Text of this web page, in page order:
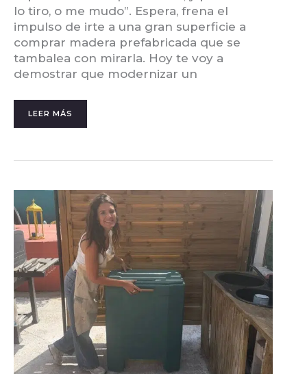
lo tiro, o me mudo”. Espera, frena el
impulso de irte a una gran superficie a
comprar madera prefabricada que se
tambalea con mirarla. Hoy te voy a
demostrar que modernizar un
LEER MÁS
CÓMO
PINTAR
POLIESPAN:
EL
CAMBIO
RADICAL
DE
NUESTRA
NEVERA
DE
CORCHO
CON
VERDE
IMPERIAL